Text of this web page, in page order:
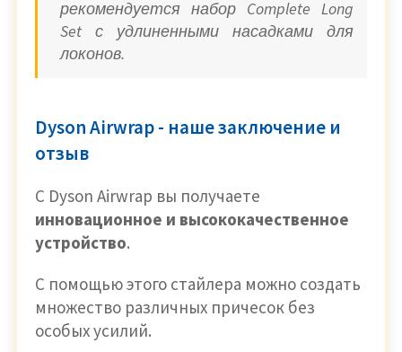
рекомендуется набор Complete Long
Set с удлиненными насадками для
локонов.
Dyson Airwrap - наше заключение и
отзыв
С Dyson Airwrap вы получаете
инновационное и высококачественное
устройство.
С помощью этого стайлера можно создать
множество различных причесок без
особых усилий.